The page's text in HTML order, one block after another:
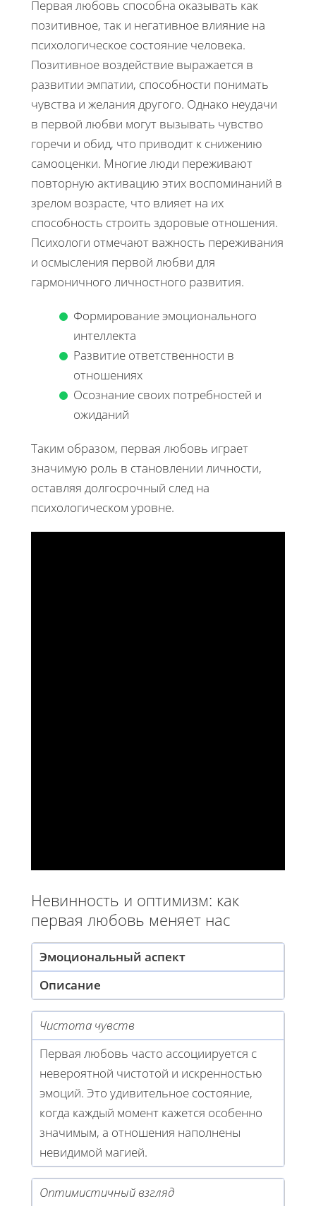
Первая любовь способна оказывать как
позитивное, так и негативное влияние на
психологическое состояние человека.
Позитивное воздействие выражается в
развитии эмпатии, способности понимать
чувства и желания другого. Однако неудачи
в первой любви могут вызывать чувство
горечи и обид, что приводит к снижению
самооценки. Многие люди переживают
повторную активацию этих воспоминаний в
зрелом возрасте, что влияет на их
способность строить здоровые отношения.
Психологи отмечают важность переживания
и осмысления первой любви для
гармоничного личностного развития.
Формирование эмоционального
интеллекта
Развитие ответственности в
отношениях
Осознание своих потребностей и
ожиданий
Таким образом, первая любовь играет
значимую роль в становлении личности,
оставляя долгосрочный след на
психологическом уровне.
Невинность и оптимизм: как
первая любовь меняет нас
Эмоциональный аспект
Описание
Чистота чувств
Первая любовь часто ассоциируется с
невероятной чистотой и искренностью
эмоций. Это удивительное состояние,
когда каждый момент кажется особенно
значимым, а отношения наполнены
невидимой магией.
Оптимистичный взгляд